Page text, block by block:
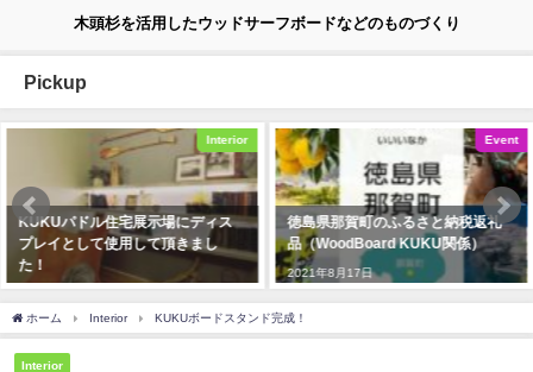
木頭杉を活用したウッドサーフボードなどのものづくり
Pickup
ス
Event
徳島県那賀町のふるさと納税返礼
品（WoodBoard KUKU関係）
2021年8月17日
とくしま創生アワード あり
交流の場を頂き感謝です!
2018年11月10日
ホーム Interior KUKUボードスタンド完成！
Interior